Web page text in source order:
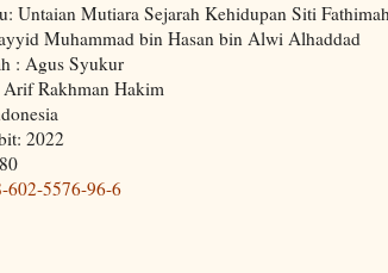
Untaian Mutiara Sejarah Kehidupan Siti
Muhammad bin Hasan bin Alwi Alhaddad
: Agus Syukur
Rakhman Hakim
2022
602-5576-96-6